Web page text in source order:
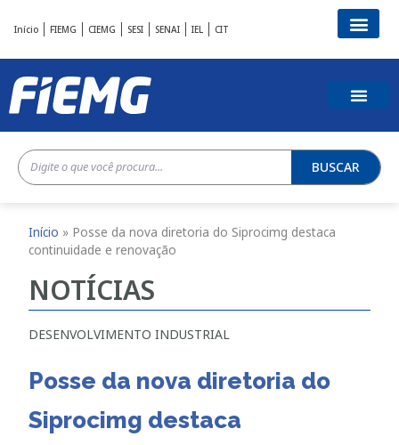
Início FIEMG CIEMG SESI SENAI IEL CIT
BUSCAR
Início » Posse da nova diretoria do Siprocimg destaca
continuidade e renovação
NOTÍCIAS
DESENVOLVIMENTO INDUSTRIAL
Posse da nova diretoria do
Siprocimg destaca